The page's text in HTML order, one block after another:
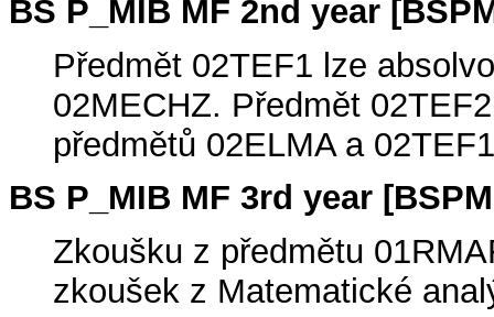
BS P_MIB MF 2nd year
Předmět 02TEF1 lze
02MECHZ. Předmět
předmětů 02ELMA a 02TEF1
BS P_MIB MF 3rd year
Zkoušku z předmětu
zkoušek z Matematické